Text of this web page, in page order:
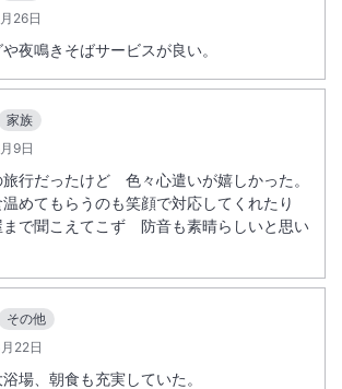
26日
夜鳴きそばサービスが良い。
家族
9日
行だったけど 色々心遣いが嬉しかった。
めてもらうのも笑顔で対応してくれたり
まで聞こえてこず 防音も素晴らしいと思い
その他
22日
場、朝食も充実していた。